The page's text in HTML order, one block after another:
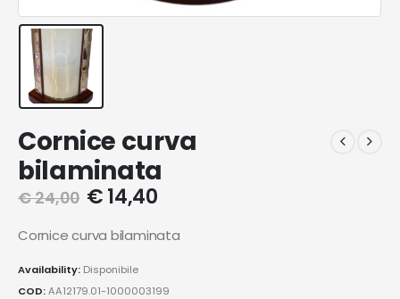
Cornice curva
bilaminata
€24,00 €14,40
Cornice curva bilaminata
Availability: Disponibile
COD:AA12179.01-1000003199